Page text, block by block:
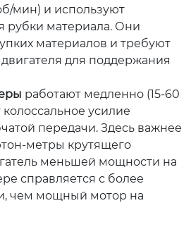
мин) и используют
материала. Они
материалов и требуют
для поддержания
работают медленно (15-60
усилие
передачи. Здесь важнее
метры крутящего
меньшей мощности на
справляется с более
чем мощный мотор на